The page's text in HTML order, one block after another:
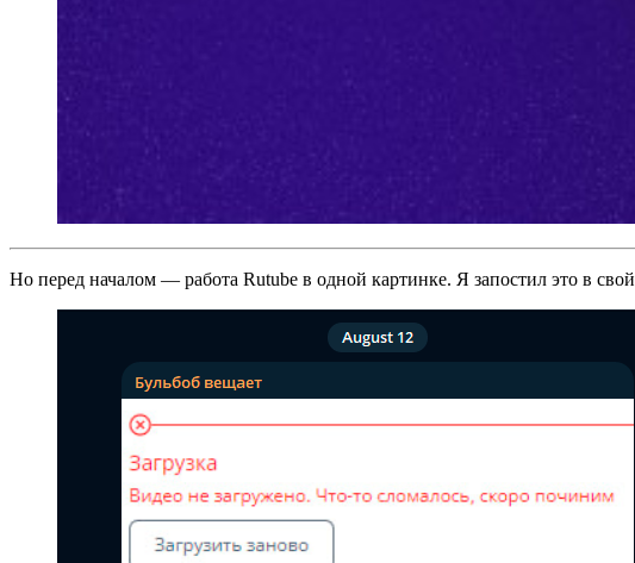
Но перед началом — работа Rutube в одной картинке. Я запостил это в свой